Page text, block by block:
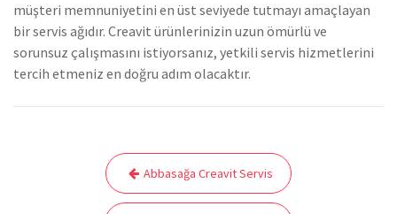
müşteri memnuniyetini en üst seviyede tutmayı amaçlayan
bir servis ağıdır. Creavit ürünlerinizin uzun ömürlü ve
sorunsuz çalışmasını istiyorsanız, yetkili servis hizmetlerini
tercih etmeniz en doğru adım olacaktır.
gezinmesi
Abbasağa Creavit Servis